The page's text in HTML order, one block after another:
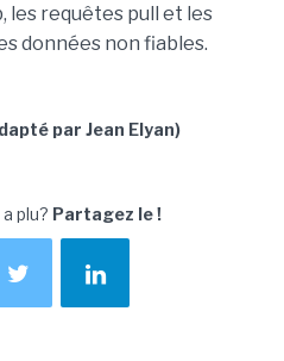
requêtes pull et les
données non fiables.
par Jean Elyan)
plu? Partagez le !